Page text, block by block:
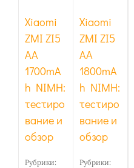
Xiaomi
ZMI ZI5
AA
1700mA
h NIMH:
тестиро
вание и
обзор
Рубрики:
Xiaomi
ZMI ZI5
AA
1800mA
h NIMH:
тестиро
вание и
обзор
Рубрики: